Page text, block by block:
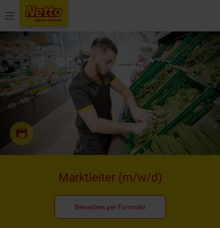
Menü
Marktleiter (m/w/d)
Bewerben per Formular